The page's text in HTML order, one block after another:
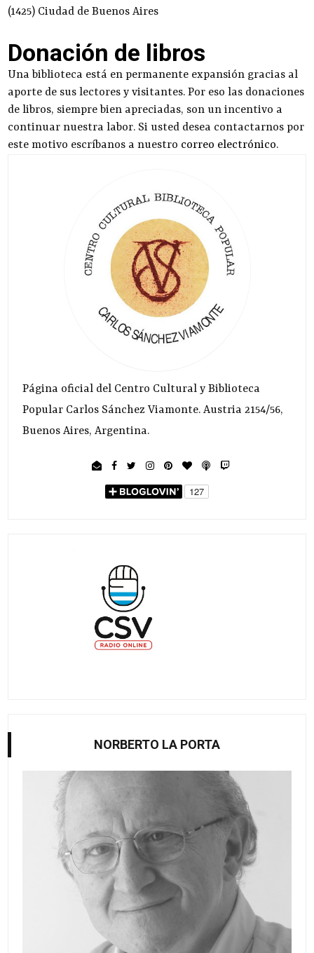
(1425) Ciudad de Buenos Aires
Donación de libros
Una biblioteca está en permanente expansión gracias al
aporte de sus lectores y visitantes. Por eso las donaciones
de libros, siempre bien apreciadas, son un incentivo a
continuar nuestra labor. Si usted desea contactarnos por
este motivo escríbanos a nuestro correo electrónico.
Página oficial del Centro Cultural y Biblioteca
Popular Carlos Sánchez Viamonte. Austria 2154/56,
Buenos Aires, Argentina.
NORBERTO LA PORTA